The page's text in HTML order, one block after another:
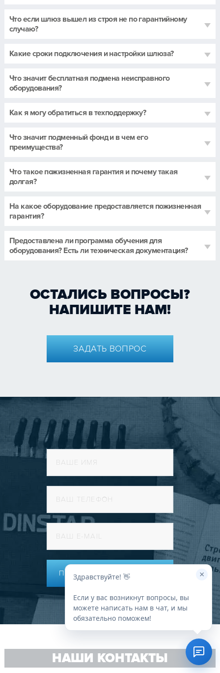
Здравствуйте! 👋
Если у вас возникнут вопросы, вы
можете написать нам в чат, и мы
обязательно поможем!
×
Что если шлюз вышел из строя не по гарантийному
случаю?
Какие сроки подключения и настройки шлюза?
Что значит бесплатная подмена неисправного
оборудования?
Как я могу обратиться в техподдержку?
Что значит подменный фонд и в чем его
преимущества?
Что такое пожизненная гарантия и почему такая
долгая?
На какое оборудование предоставляется пожизненная
гарантия?
Предоставлена ли программа обучения для
оборудования? Есть ли техническая документация?
ОСТАЛИСЬ ВОПРОСЫ?
НАПИШИТЕ НАМ!
ЗАДАТЬ ВОПРОС
ПОЛУЧИТЬ КОНСУЛЬТАЦИЮ
НАШИ КОНТАКТЫ